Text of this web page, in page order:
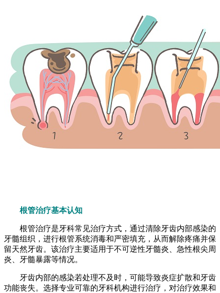
根管治疗基本认知
根管治疗是牙科常见治疗方式，通过清除牙齿内部感染的
牙髓组织，进行根管系统消毒和严密填充，从而解除疼痛并保
留天然牙齿。该治疗主要适用于不可逆性牙髓炎、急性根尖周
炎、牙髓暴露等情况。
牙齿内部的感染若处理不及时，可能导致炎症扩散和牙齿
功能丧失。选择专业可靠的牙科机构进行治疗，对治疗效果和